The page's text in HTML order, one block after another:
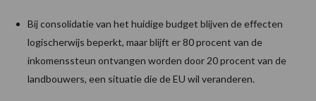
Bij consolidatie van het huidige budget blijven de effecten
logischerwijs beperkt, maar blijft er 80 procent van de
inkomenssteun ontvangen worden door 20 procent van de
landbouwers, een situatie die de EU wil veranderen.